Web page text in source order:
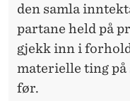
den samla
partane held på
gjekk inn i
materielle ting på
før.